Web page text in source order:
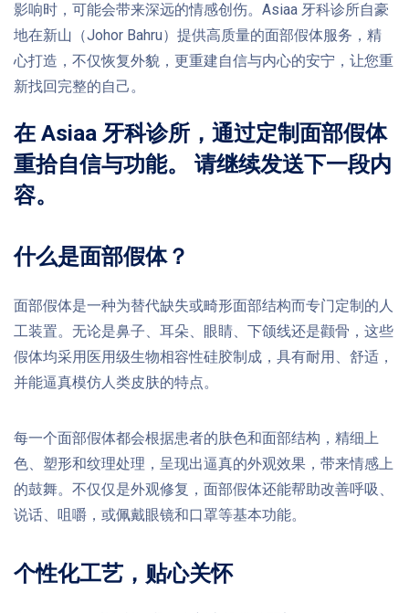
影响时，可能会带来深远的情感创伤。Asiaa 牙科诊所自豪
地在新山（Johor Bahru）提供高质量的面部假体服务，精
心打造，不仅恢复外貌，更重建自信与内心的安宁，让您重
新找回完整的自己。
在 Asiaa 牙科诊所，通过定制面部假体
重拾自信与功能。 请继续发送下一段内
容。
什么是面部假体？
面部假体是一种为替代缺失或畸形面部结构而专门定制的人
工装置。无论是鼻子、耳朵、眼睛、下颌线还是颧骨，这些
假体均采用医用级生物相容性硅胶制成，具有耐用、舒适，
并能逼真模仿人类皮肤的特点。
每一个面部假体都会根据患者的肤色和面部结构，精细上
色、塑形和纹理处理，呈现出逼真的外观效果，带来情感上
的鼓舞。不仅仅是外观修复，面部假体还能帮助改善呼吸、
说话、咀嚼，或佩戴眼镜和口罩等基本功能。
个性化工艺，贴心关怀